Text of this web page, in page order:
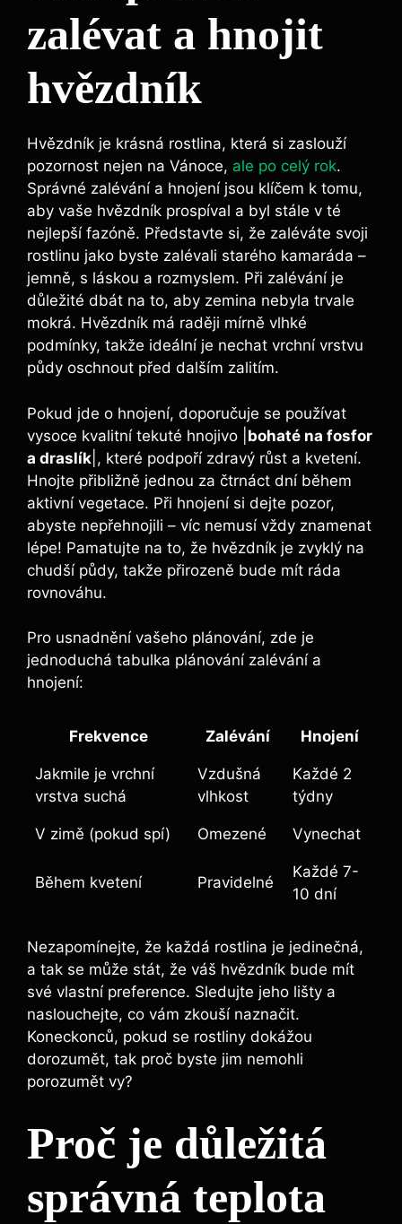
zalévat a hnojit
hvězdník
Hvězdník je krásná rostlina, která si zaslouží
pozornost nejen na Vánoce, ale po celý rok.
Správné zalévání a hnojení jsou klíčem k tomu,
aby vaše hvězdník prospíval a byl stále v té
nejlepší fazóně. Představte si, že zaléváte svoji
rostlinu jako byste zalévali starého kamaráda –
jemně, s láskou a rozmyslem. Při zalévání je
důležité dbát na to, aby zemina nebyla trvale
mokrá. Hvězdník má raději mírně vlhké
podmínky, takže ideální je nechat vrchní vrstvu
půdy oschnout před dalším zalitím.
Pokud jde o hnojení, doporučuje se používat
vysoce kvalitní tekuté hnojivo | bohaté na fosfor
a draslík |, které podpoří zdravý růst a kvetení.
Hnojte přibližně jednou za čtrnáct dní během
aktivní vegetace. Při hnojení si dejte pozor,
abyste nepřehnojili – víc nemusí vždy znamenat
lépe! Pamatujte na to, že hvězdník je zvyklý na
chudší půdy, takže přirozeně bude mít ráda
rovnováhu.
Pro usnadnění vašeho plánování, zde je
jednoduchá tabulka plánování zalévání a
hnojení:
Frekvence Zalévání Hnojení
Jakmile je vrchní
vrstva suchá
Vzdušná
vlhkost
Každé 2
týdny
V zimě (pokud spí) Omezené Vynechat
Během kvetení Pravidelné
Každé 7-
10 dní
Nezapomínejte, že každá rostlina je jedinečná,
a tak se může stát, že váš hvězdník bude mít
své vlastní preference. Sledujte jeho lišty a
naslouchejte, co vám zkouší naznačit.
Koneckonců, pokud se rostliny dokážou
dorozumět, tak proč byste jim nemohli
porozumět vy?
Proč je důležitá
správná teplota